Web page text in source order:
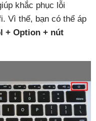
khắc phục lỗi
Vì thế, bạn có thể áp
+ Option + nút